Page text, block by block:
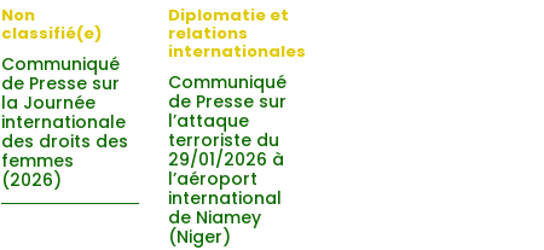
Non
classifié(e)
Communiqué
de Presse sur
la Journée
internationale
des droits des
femmes
(2026)
Diplomatie et
relations
internationales
Communiqué
de Presse sur
l’attaque
terroriste du
29/01/2026 à
l’aéroport
international
de Niamey
(Niger)